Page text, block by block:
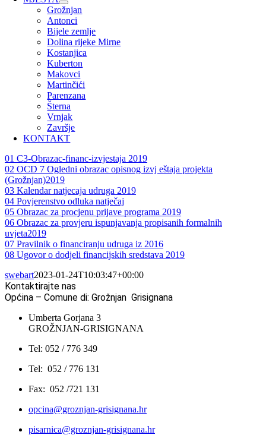
Grožnjan
Antonci
Bijele zemlje
Dolina rijeke Mirne
Kostanjica
Kuberton
Makovci
Martinčići
Parenzana
Šterna
Vrnjak
Završje
KONTAKT
01 C3-Obrazac-financ-izvjestaja 2019
02 OCD 7 Ogledni obrazac opisnog izvj eštaja projekta
(Grožnjan)2019
03 Kalendar natjecaja udruga 2019
04 Povjerenstvo odluka natječaj
05 Obrazac za procjenu prijave programa 2019
06 Obrazac za provjeru ispunjavanja propisanih formalnih
uvjeta2019
07 Pravilnik o financiranju udruga iz 2016
08 Ugovor o dodjeli financijskih sredstava 2019
swebart2023-01-24T10:03:47+00:00
Kontaktirajte nas
Općina – Comune di: Grožnjan Grisignana
Umberta Gorjana 3
GROŽNJAN-GRISIGNANA
Tel: 052 / 776 349
Tel: 052 / 776 131
Fax: 052 /721 131
opcina@groznjan-grisignana.hr
pisarnica@groznjan-grisignana.hr